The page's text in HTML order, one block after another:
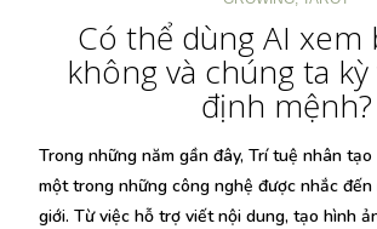
Có thể dùng AI xem
không và chúng ta
định mệnh?
Trong những năm gần đây, Trí tuệ nhân
một trong những công nghệ được nhắc
giới. Từ việc hỗ trợ viết nội dung, tạo hình